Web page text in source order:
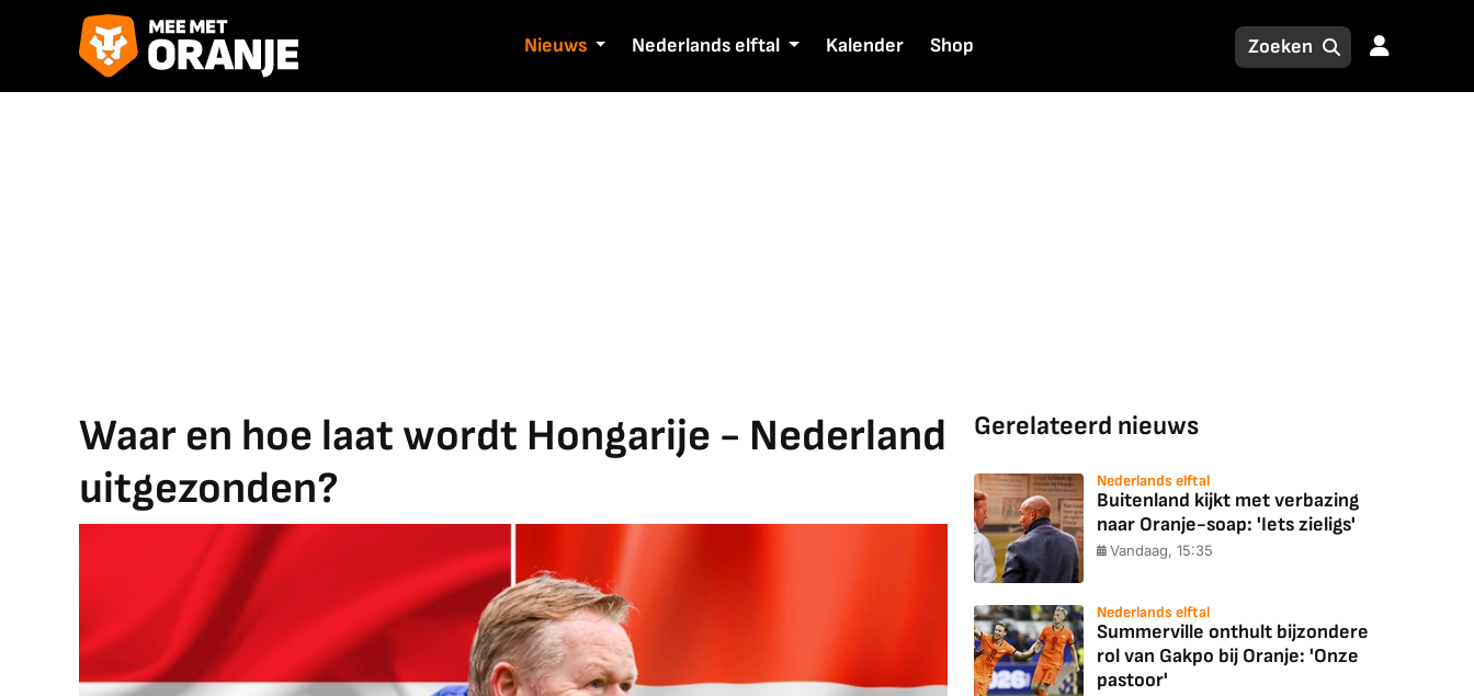
Nieuws Nederlands elftal Kalender Shop
Waar en hoe laat wordt Hongarije - Nederland
uitgezonden?
Gerelateerd nieuws
Nederlands elftal
Buitenland kijkt met verbazing
naar Oranje-soap: 'Iets zieligs'
Vandaag, 15:35
Nederlands elftal
Summerville onthult bijzondere
rol van Gakpo bij Oranje: 'Onze
pastoor'